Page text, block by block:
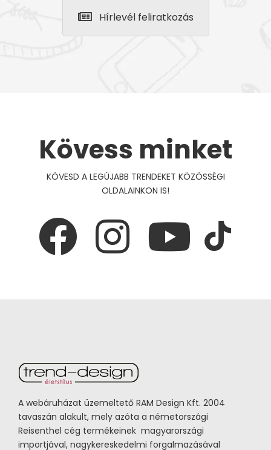
Hírlevél feliratkozás
Kövess minket
KÖVESD A LEGÚJABB TRENDEKET KÖZÖSSÉGI
OLDALAINKON IS!
A webáruházat üzemeltető RAM Design Kft. 2004
tavaszán alakult, mely azóta a németországi
Reisenthel cég termékeinek magyarországi
importjával, nagykereskedelmi forgalmazásával